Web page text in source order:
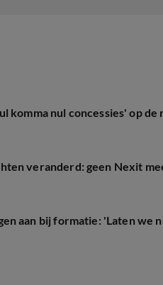
komma nul concessies' op de
veranderd: geen Nexit
aan bij formatie: 'Laten we